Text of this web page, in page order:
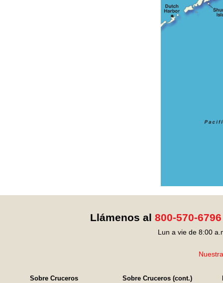
Llámenos al 800-570-6796
Lun a vie de 8:00
Sobre Cruceros
Sobre Cruceros (cont.)